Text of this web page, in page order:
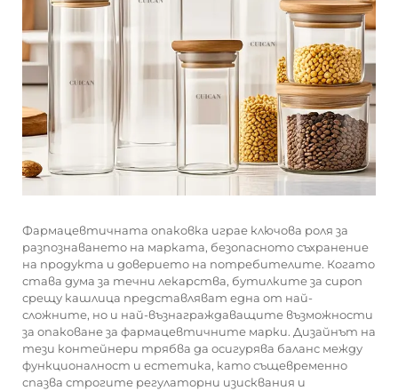
Фармацевтичната опаковка играе ключова роля за
разпознаването на марката, безопасното съхранение
на продукта и доверието на потребителите. Когато
става дума за течни лекарства, бутилките за сироп
срещу кашлица представляват една от най-
сложните, но и най-възнаграждаващите възможности
за опаковане за фармацевтичните марки. Дизайнът на
тези контейнери трябва да осигурява баланс между
функционалност и естетика, като същевременно
спазва строгите регулаторни изисквания и